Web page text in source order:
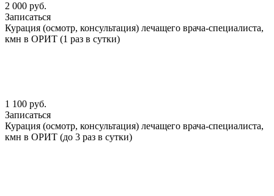
2 000 руб.
Записаться
Курация (осмотр, консультация) лечащего врача-специалиста,
кмн в ОРИТ (1 раз в сутки)
1 100 руб.
Записаться
Курация (осмотр, консультация) лечащего врача-специалиста,
кмн в ОРИТ (до 3 раз в сутки)